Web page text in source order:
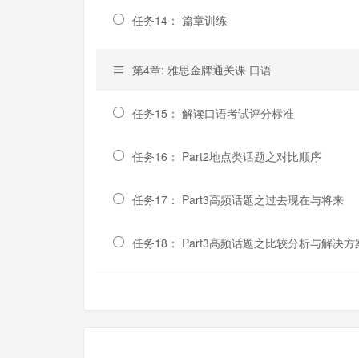
任务14： 篇章训练
第4章: 雅思金牌通关课 口语
任务15： 解读口语考试评分标准
任务16： Part2地点类话题之对比顺序
任务17： Part3高频话题之过去现在与将来
任务18： Part3高频话题之比较分析与解决方